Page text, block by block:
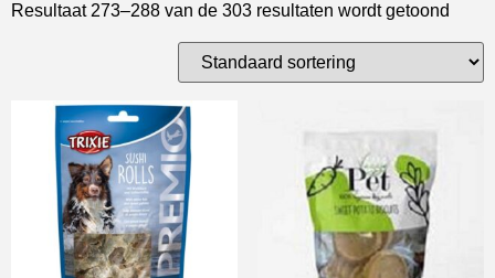
Resultaat 273–288 van de 303 resultaten wordt getoond